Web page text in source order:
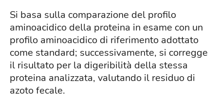
Si basa sulla comparazione del profilo
aminoacidico della proteina in esame con un
profilo aminoacidico di riferimento adottato
come standard; successivamente, si corregge
il risultato per la digeribilità della stessa
proteina analizzata, valutando il residuo di
azoto fecale.